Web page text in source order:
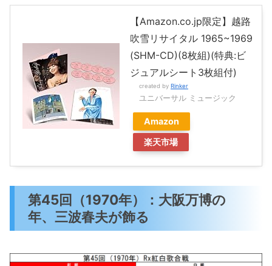
【Amazon.co.jp限定】越路
吹雪リサイタル 1965~1969
(SHM-CD)(8枚組)(特典:ビ
ジュアルシート3枚組付)
created by Rinker
ユニバーサル ミュージック
Amazon
楽天市場
第45回（1970年）：大阪万博の
年、三波春夫が飾る